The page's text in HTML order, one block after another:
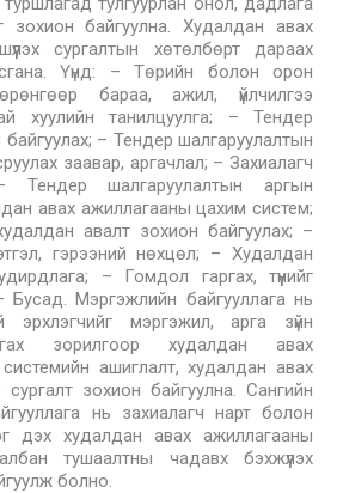
зохион байгуулна. Худалдан авах
сургалтын хөтөлбөрт дараах
Үүнд: – Төрийн болон орон
бараа, ажил, үйлчилгээ
хуулийн танилцуулга; – Тендер
– Тендер шалгаруулалтын
заавар, аргачлал; – Захиалагч
Тендер шалгаруулалтын аргын
авах ажиллагааны цахим систем;
авалт зохион байгуулах; –
гэрээний нөхцөл; – Худалдан
– Гомдол гаргах, түүнийг
Бусад. Мэргэжлийн байгууллага нь
эрхлэгчийг мэргэжил, арга зүйн
зорилгоор худалдан авах
ашиглалт, худалдан авах
зохион байгуулна. Сангийн
нь захиалагч нарт болон
дэх худалдан авах ажиллагааны
тушаалтны чадавх бэхжүүлэх
болно.